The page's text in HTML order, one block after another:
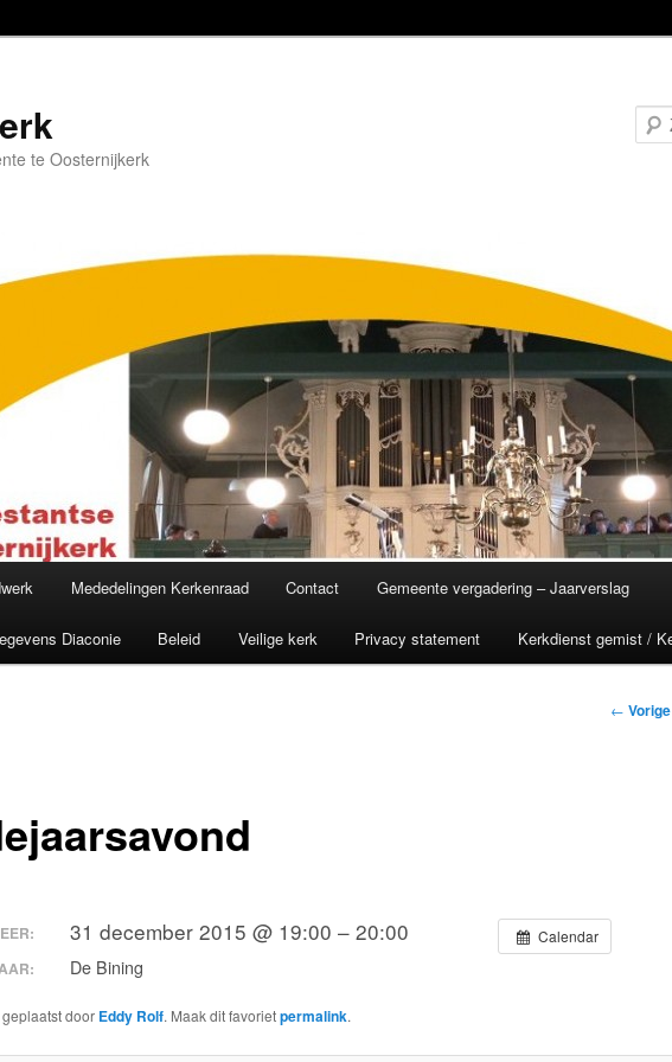
te Oosternijkerk
Mededelingen Kerkenraad Contact Gemeente vergadering – Jaarverslag
Diaconie Beleid Veilige kerk Privacy statement Kerkdienst gemist /
← Vorige
Calendar
31 december 2015 @ 19:00 – 20:00
De Bining
door Eddy Rolf. Maak dit favorietpermalink.